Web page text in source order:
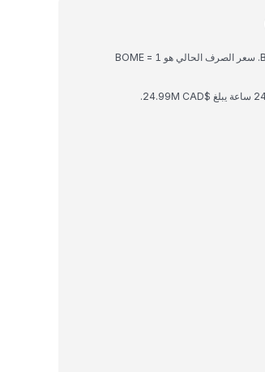
BOOK OF MEME هي عملة رقمية يمكن تحويلها إلى دولار كندي (CAD) على Bybit. سعر الصرف الحالي هو 1 BOME =